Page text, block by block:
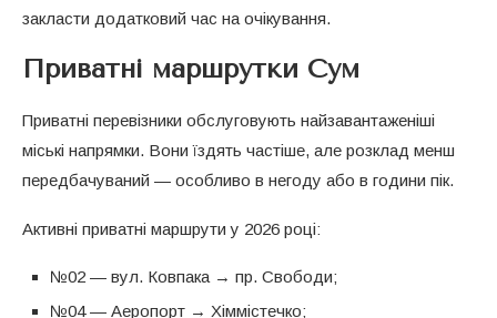
закласти додатковий час на очікування.
Приватні маршрутки Сум
Приватні перевізники обслуговують найзавантаженіші
міські напрямки. Вони їздять частіше, але розклад менш
передбачуваний — особливо в негоду або в години пік.
Активні приватні маршрути у 2026 році:
№02 — вул. Ковпака → пр. Свободи;
№04 — Аеропорт → Хіммістечко;